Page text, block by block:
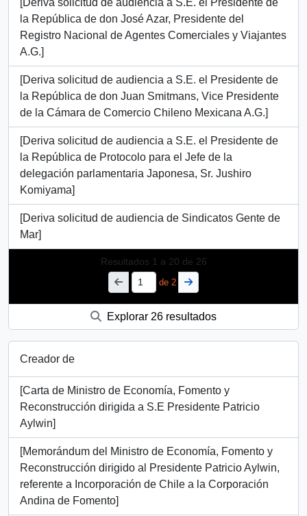
[Deriva solicitud de audiencia a S.E. el Presidente de
la República de don José Azar, Presidente del
Registro Nacional de Agentes Comerciales y Viajantes
A.G.]
[Deriva solicitud de audiencia a S.E. el Presidente de
la República de don Juan Smitmans, Vice Presidente
de la Cámara de Comercio Chileno Mexicana A.G.]
[Deriva solicitud de audiencia a S.E. el Presidente de
la República de Protocolo para el Jefe de la
delegación parlamentaria Japonesa, Sr. Jushiro
Komiyama]
[Deriva solicitud de audiencia de Sindicatos Gente de
Mar]
Resultados 1 a 20 de 26
de 2
Explorar 26 resultados
Creador de
[Carta de Ministro de Economía, Fomento y
Reconstrucción dirigida a S.E Presidente Patricio
Aylwin]
[Memorándum del Ministro de Economía, Fomento y
Reconstrucción dirigido al Presidente Patricio Aylwin,
referente a Incorporación de Chile a la Corporación
Andina de Fomento]